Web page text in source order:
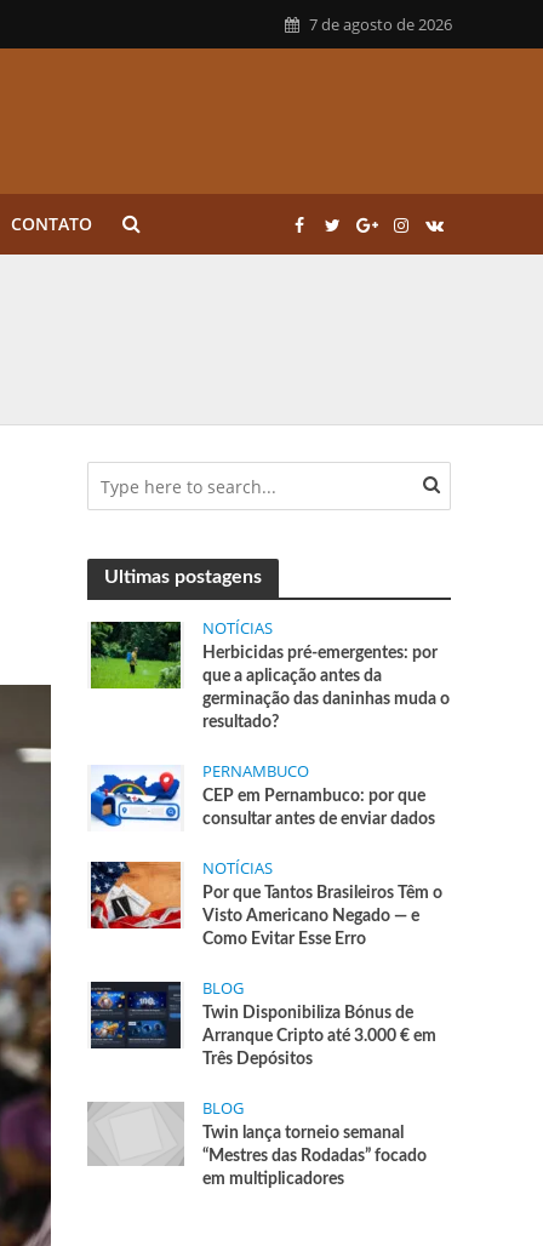
7 de agosto de 2026
CONTATO
Ultimas postagens
NOTÍCIAS
Herbicidas pré-emergentes: por
que a aplicação antes da
germinação das daninhas muda o
resultado?
PERNAMBUCO
CEP em Pernambuco: por que
consultar antes de enviar dados
NOTÍCIAS
Por que Tantos Brasileiros Têm o
Visto Americano Negado — e
Como Evitar Esse Erro
BLOG
Twin Disponibiliza Bónus de
Arranque Cripto até 3.000 € em
Três Depósitos
BLOG
Twin lança torneio semanal
“Mestres das Rodadas” focado
em multiplicadores